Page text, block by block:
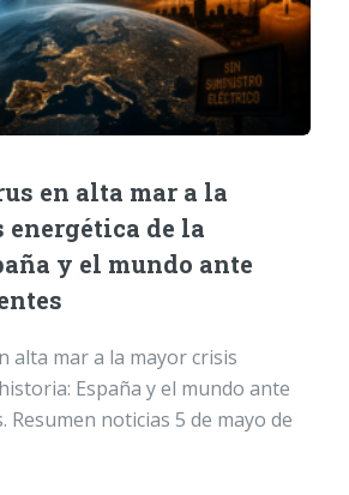
en alta mar a la
de la
y el mundo ante
alta mar a la mayor crisis
España y el mundo ante
noticias 5 de mayo de